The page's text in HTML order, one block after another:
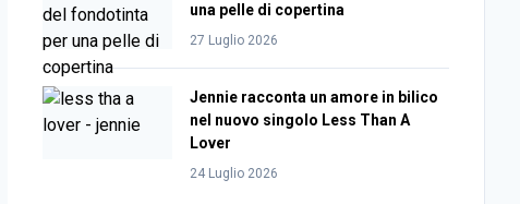
una pelle di copertina
27 Luglio 2026
Jennie racconta un amore in bilico
nel nuovo singolo Less Than A
Lover
24 Luglio 2026